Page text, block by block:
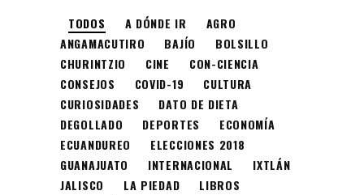
TODOS A DÓNDE IR
AGRO
ANGAMACUTIRO
BAJÍO
BOLSILLO
CHURINTZIO
CINE
CON-CIENCIA
CONSEJOS
COVID-19
CULTURA
CURIOSIDADES
DATO DE DIETA
DEGOLLADO
DEPORTES
ECONOMÍA
ECUANDUREO
ELECCIONES 2018
GUANAJUATO
INTERNACIONAL
IXTLÁN
JALISCO
LA PIEDAD
LIBROS